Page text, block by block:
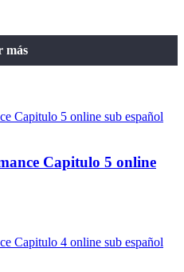
más
Capitulo 5 online